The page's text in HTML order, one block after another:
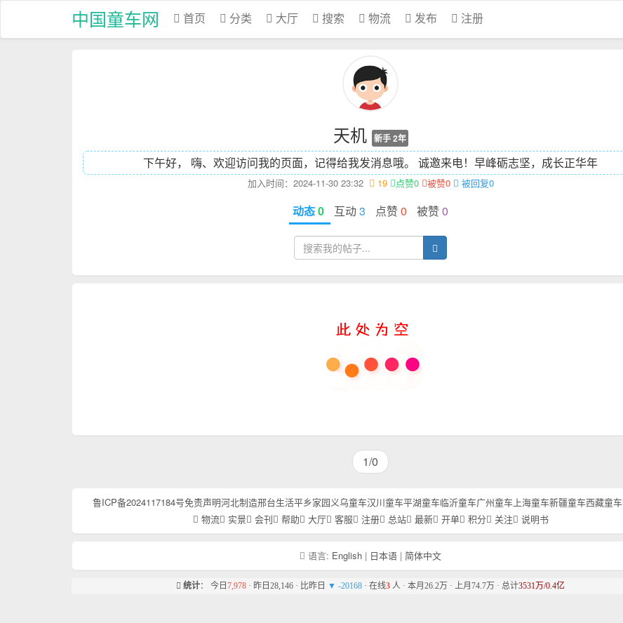
中国童车网 首页 分类 大厅 搜索 物流 发布 注册
天机 新手 2年
下午好， 嗨、欢迎访问我的页面，记得给我发消息哦。 诚邀来电！早峰砺志坚，成长正华年
加入时间：2024-11-30 23:32 19 点赞0 被赞0 被回复0
动态0 互动3 点赞0 被赞0
1/0
鲁ICP备2024117184号免责声明河北制造邢台生活平乡家园义乌童车汉川童车平湖童车临沂童车广州童车上海童车新疆童车西藏童车
物流
实景 会刊 帮助 大厅 客服 注册 总站 最新 开单 积分 关注 说明书
语言: English | 日本语 | 简体中文
统计： 今日7,978 · 昨日28,146 · 比昨日 ▼ -20168 · 在线3 人 · 本月26.2万 · 上月74.7万 · 总计3531万/0.4亿